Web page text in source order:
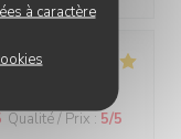
à caractère
Qualité / Prix : 5/5